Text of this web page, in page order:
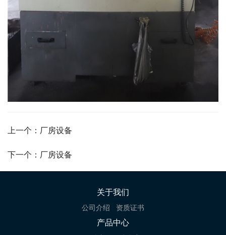
上一个：厂房设备
下一个：厂房设备
关于我们
公司介绍 资质证书
产品中心